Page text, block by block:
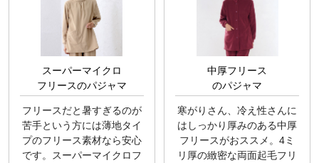
スーパーマイクロ
フリースのパジャマ
フリースだと暑すぎるのが
苦手という方には薄地タイ
プのフリース素材なら安心
です。スーパーマイクロフ
中厚フリース
のパジャマ
寒がりさん、冷え性さんに
はしっかり厚みのある中厚
フリースがおススメ。4ミ
リ厚の緻密な両面起毛フリ